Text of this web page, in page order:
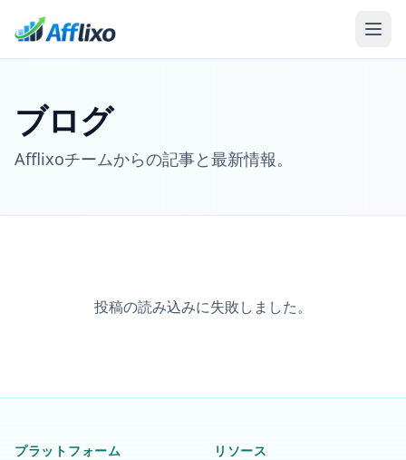
ブログ
Afflixoチームからの記事と最新情報。
投稿の読み込みに失敗しました。
プラットフォーム リソース